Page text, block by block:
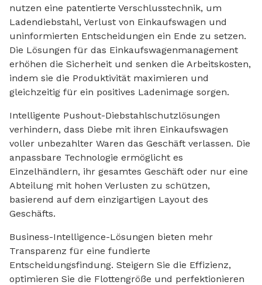
nutzen eine patentierte Verschlusstechnik, um
Ladendiebstahl, Verlust von Einkaufswagen und
uninformierten Entscheidungen ein Ende zu setzen.
Die Lösungen für das Einkaufswagenmanagement
erhöhen die Sicherheit und senken die Arbeitskosten,
indem sie die Produktivität maximieren und
gleichzeitig für ein positives Ladenimage sorgen.
Intelligente Pushout-Diebstahlschutzlösungen
verhindern, dass Diebe mit ihren Einkaufswagen
voller unbezahlter Waren das Geschäft verlassen. Die
anpassbare Technologie ermöglicht es
Einzelhändlern, ihr gesamtes Geschäft oder nur eine
Abteilung mit hohen Verlusten zu schützen,
basierend auf dem einzigartigen Layout des
Geschäfts.
Business-Intelligence-Lösungen bieten mehr
Transparenz für eine fundierte
Entscheidungsfindung. Steigern Sie die Effizienz,
optimieren Sie die Flottengröße und perfektionieren